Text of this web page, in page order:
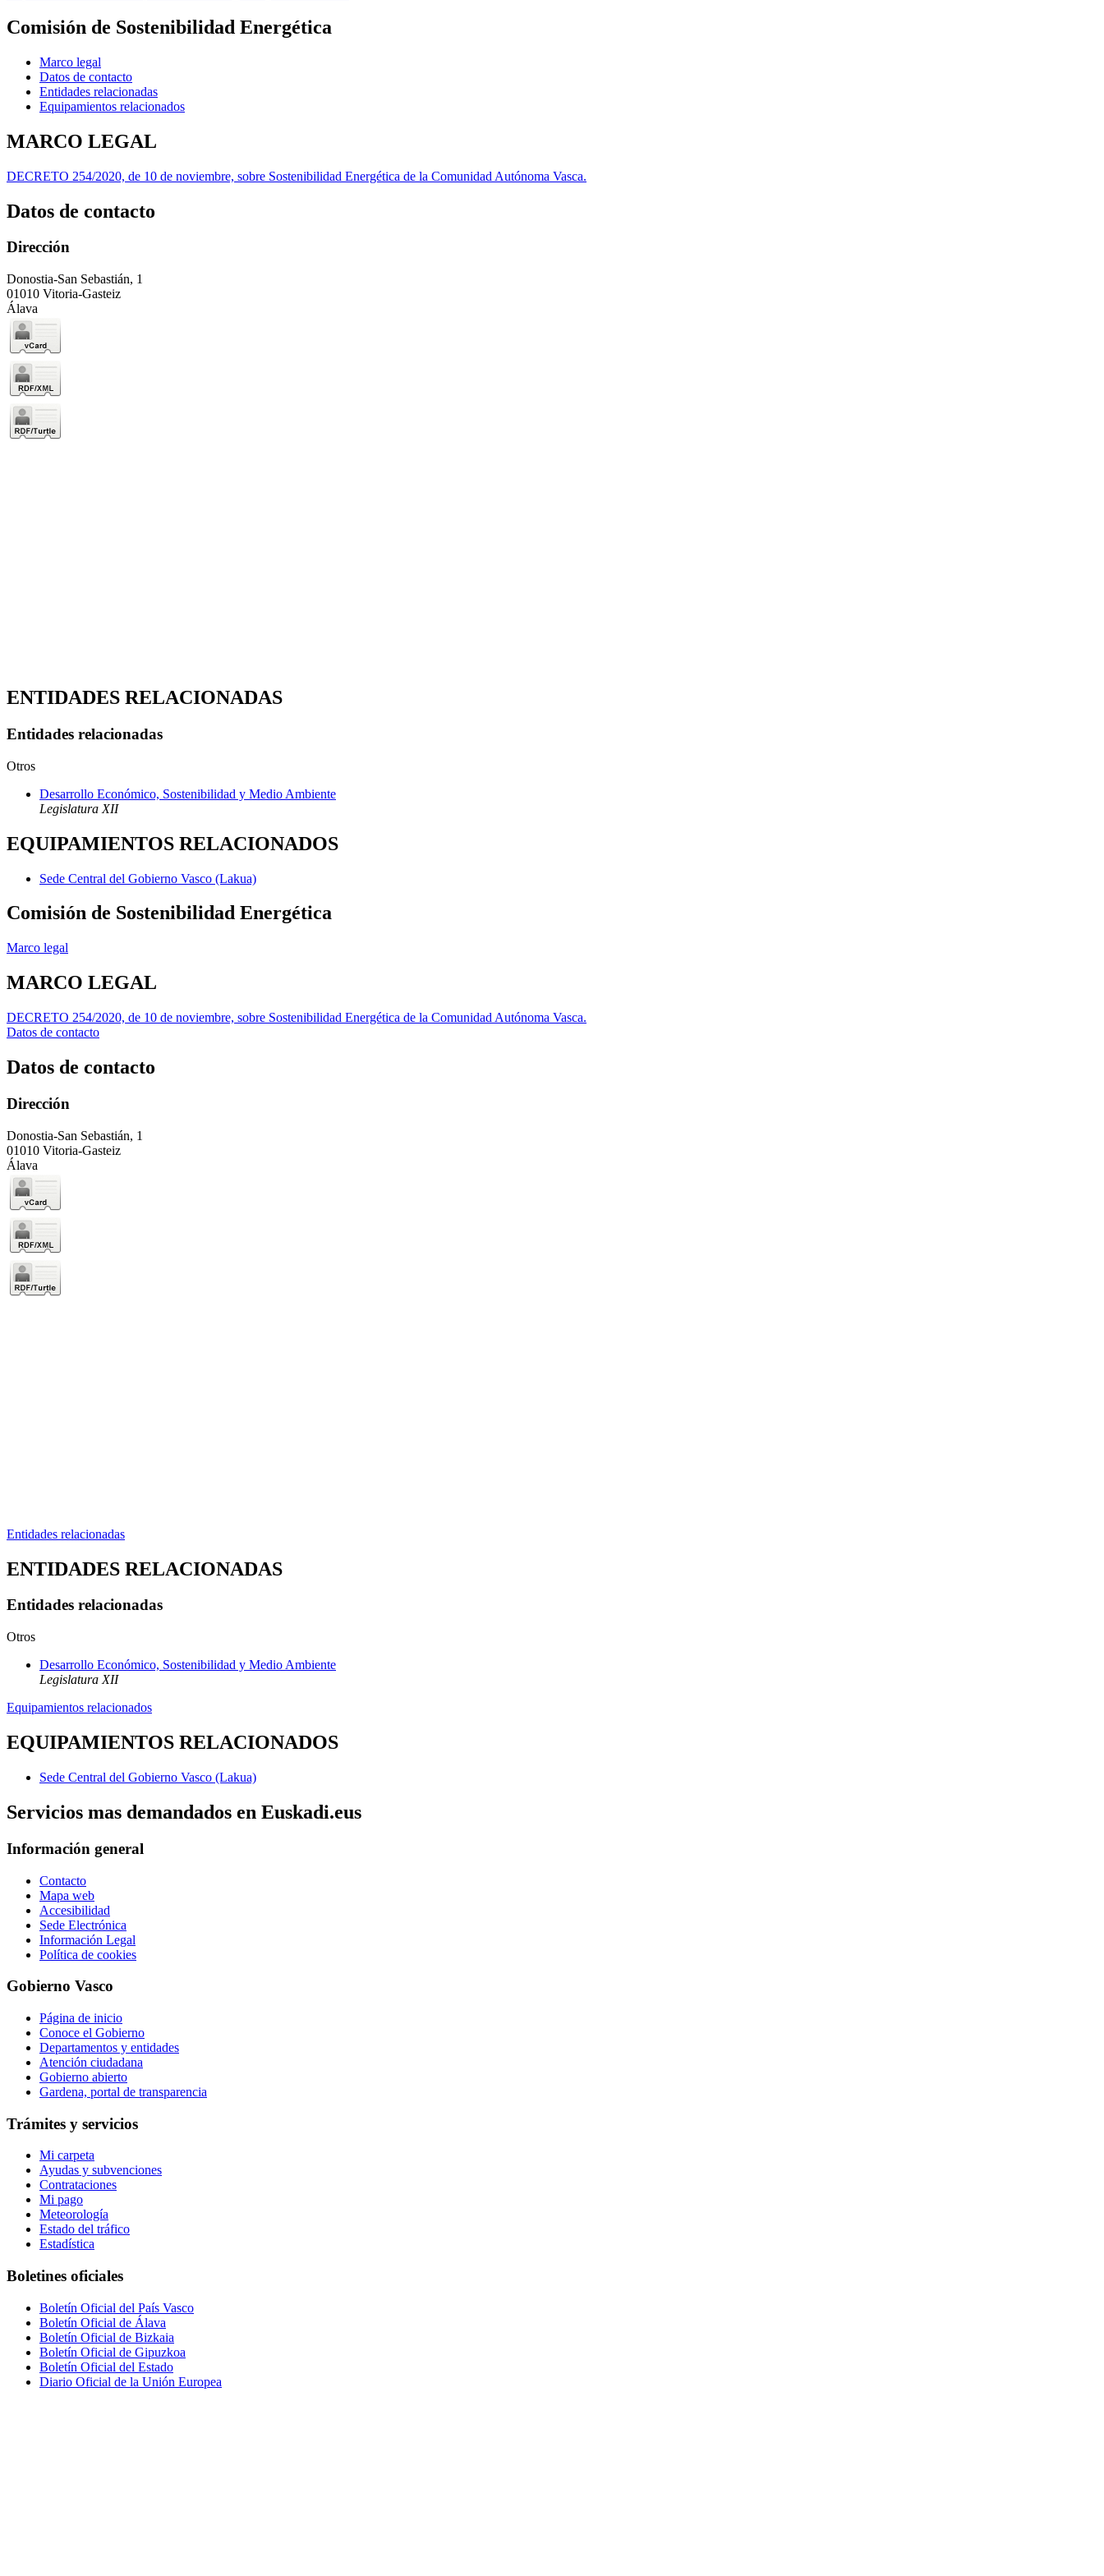
Comisión de Sostenibilidad Energética
Marco legal
Datos de contacto
Entidades relacionadas
Equipamientos relacionados
MARCO LEGAL
DECRETO 254/2020, de 10 de noviembre, sobre Sostenibilidad Energética de la Comunidad Autónoma Vasca.
Datos de contacto
Dirección
Donostia-San Sebastián, 1
01010 Vitoria-Gasteiz
Álava
ENTIDADES RELACIONADAS
Entidades relacionadas
Otros
Desarrollo Económico, Sostenibilidad y Medio Ambiente
Legislatura XII
EQUIPAMIENTOS RELACIONADOS
Sede Central del Gobierno Vasco (Lakua)
Comisión de Sostenibilidad Energética
Marco legal
MARCO LEGAL
DECRETO 254/2020, de 10 de noviembre, sobre Sostenibilidad Energética de la Comunidad Autónoma Vasca.
Datos de contacto
Datos de contacto
Dirección
Donostia-San Sebastián, 1
01010 Vitoria-Gasteiz
Álava
Entidades relacionadas
ENTIDADES RELACIONADAS
Entidades relacionadas
Otros
Desarrollo Económico, Sostenibilidad y Medio Ambiente
Legislatura XII
Equipamientos relacionados
EQUIPAMIENTOS RELACIONADOS
Sede Central del Gobierno Vasco (Lakua)
Servicios mas demandados en Euskadi.eus
Información general
Contacto
Mapa web
Accesibilidad
Sede Electrónica
Información Legal
Política de cookies
Gobierno Vasco
Página de inicio
Conoce el Gobierno
Departamentos y entidades
Atención ciudadana
Gobierno abierto
Gardena, portal de transparencia
Trámites y servicios
Mi carpeta
Ayudas y subvenciones
Contrataciones
Mi pago
Meteorología
Estado del tráfico
Estadística
Boletines oficiales
Boletín Oficial del País Vasco
Boletín Oficial de Álava
Boletín Oficial de Bizkaia
Boletín Oficial de Gipuzkoa
Boletín Oficial del Estado
Diario Oficial de la Unión Europea